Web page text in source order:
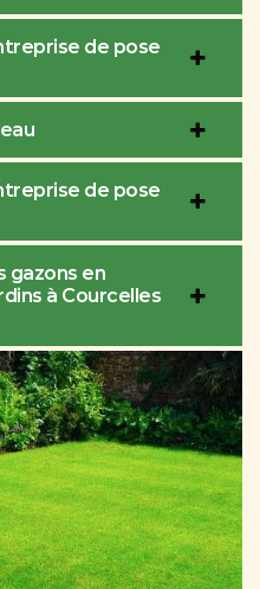
de pose
de pose
gazons en
à Courcelles